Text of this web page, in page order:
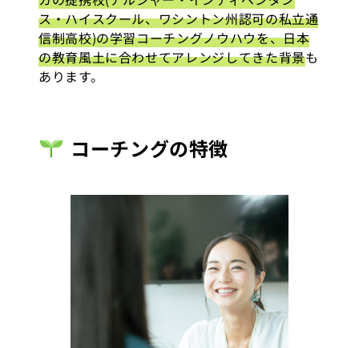
ス・ハイスクール、ワシントン州認可の私立通
信制高校)の学習コーチングノウハウを、日本
の教育風土に合わせてアレンジしてきた背景も
あります。
コーチングの特徴